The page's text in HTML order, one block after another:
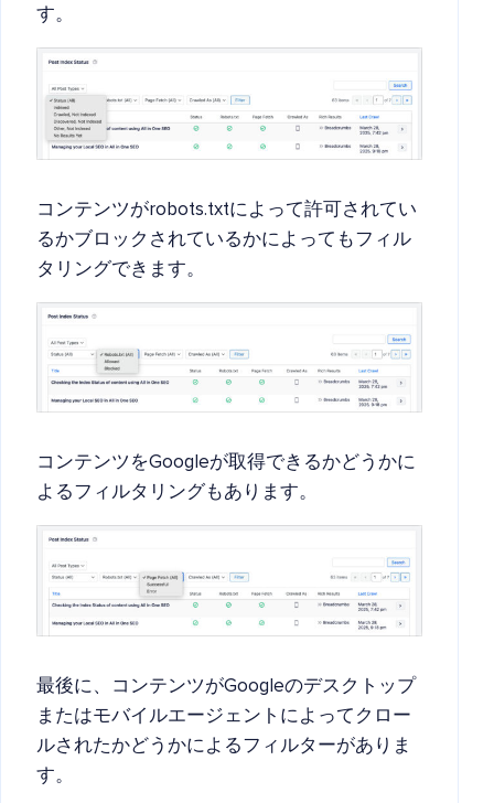
す。
コンテンツがrobots.txtによって許可されてい
るかブロックされているかによってもフィル
タリングできます。
コンテンツをGoogleが取得できるかどうかに
よるフィルタリングもあります。
最後に、コンテンツがGoogleのデスクトップ
またはモバイルエージェントによってクロー
ルされたかどうかによるフィルターがありま
す。